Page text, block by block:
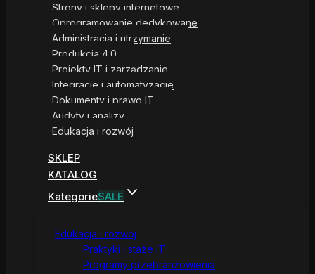
Strony i sklepy internetowe
Oprogramowanie dedykowane
Administracja i utrzymanie
Produkcja 4.0
Projekty IT i zarządzanie
Integracje i automatyzacje
Dokumenty i prawo IT
Audyty i analizy
Edukacja i rozwój
SKLEP
KATALOG
KategorieSALE
Edukacja i rozwój
Praktyki i staże IT
Programy przebranżowienia